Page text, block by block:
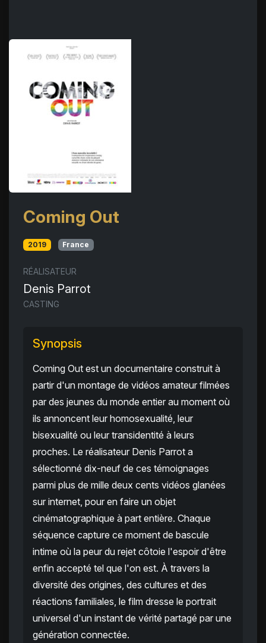
Coming Out
2019 France
RÉALISATEUR
Denis Parrot
CASTING
Synopsis
Coming Out est un documentaire construit à
partir d'un montage de vidéos amateur filmées
par des jeunes du monde entier au moment où
ils annoncent leur homosexualité, leur
bisexualité ou leur transidentité à leurs
proches. Le réalisateur Denis Parrot a
sélectionné dix-neuf de ces témoignages
parmi plus de mille deux cents vidéos glanées
sur internet, pour en faire un objet
cinématographique à part entière. Chaque
séquence capture ce moment de bascule
intime où la peur du rejet côtoie l'espoir d'être
enfin accepté tel que l'on est. À travers la
diversité des origines, des cultures et des
réactions familiales, le film dresse le portrait
universel d'un instant de vérité partagé par une
génération connectée.